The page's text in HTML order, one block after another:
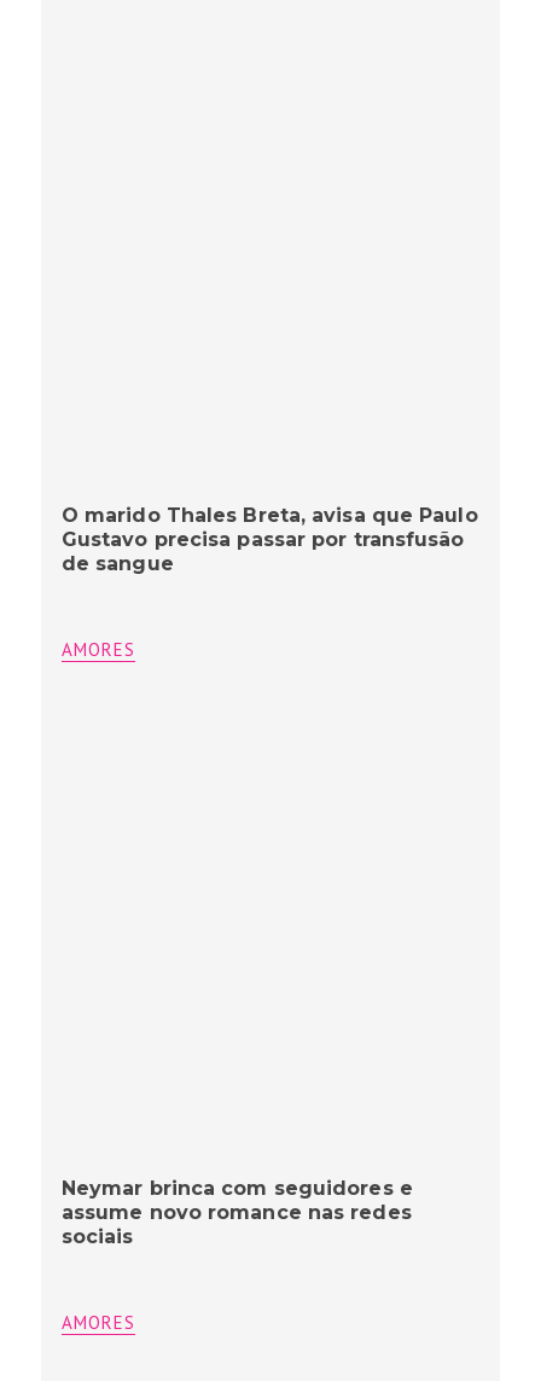
O marido Thales Breta, avisa que Paulo
Gustavo precisa passar por transfusão
de sangue
AMORES
Neymar brinca com seguidores e
assume novo romance nas redes
sociais
AMORES